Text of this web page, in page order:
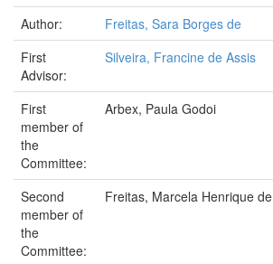
Author:
Freitas, Sara Borges de
First
Advisor:
Silveira, Francine de Assis
First
member of
the
Committee:
Arbex, Paula Godoi
Second
member of
the
Committee:
Freitas, Marcela Henrique de